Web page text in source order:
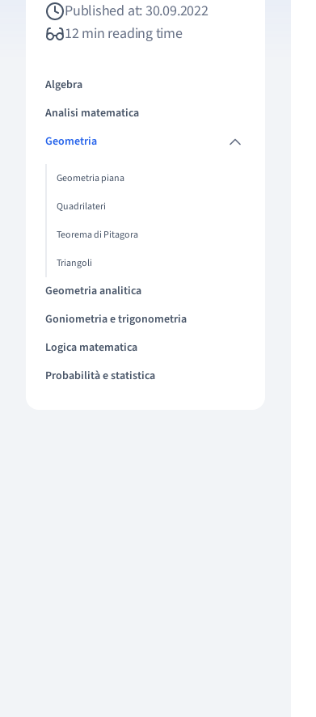
Published at: 30.09.2022
12 min reading time
Algebra
Analisi matematica
Geometria
Geometria piana
Quadrilateri
Teorema di Pitagora
Triangoli
Geometria analitica
Goniometria e trigonometria
Logica matematica
Probabilità e statistica